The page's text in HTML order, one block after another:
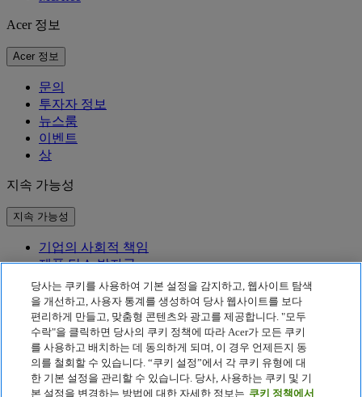
Acer 정보
Acer 정보
문의
투자자 정보
뉴스룸
이벤트
상
지속 가능성
지속 가능성
기업의 사회적 책임
제품 탄소 발자국
Project Humanity
Earthion
개인정보 처리방침
Cookie 정책
법적 고지 사항
추가 법적 정보
접근성 정책
당사는 쿠키를 사용하여 기본 설정을 감지하고, 웹사이트 탐색
을 개선하고, 사용자 통계를 생성하여 당사 웹사이트를 보다
편리하게 만들고, 맞춤형 콘텐츠와 광고를 제공합니다. "모두
수락"을 클릭하면 당사의 쿠키 정책에 따라 Acer가 모든 쿠키
를 사용하고 배치하는 데 동의하게 되며, 이 경우 언제든지 동
의를 철회할 수 있습니다. “쿠키 설정”에서 각 쿠키 유형에 대
한 기본 설정을 관리할 수 있습니다. 당사, 사용하는 쿠키 및 기
본 설정을 변경하는 방법에 대한 자세한 정보는 쿠키 정책에서